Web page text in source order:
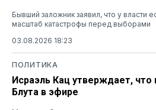
Бывший заложник заявил, что у власти
масштаб катастрофы перед выборами
03.08.2026 18:23
ПОЛИТИКА
Исраэль Кац утверждает, что
Блута в эфире